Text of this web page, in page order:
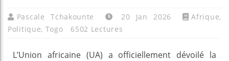
Pascale Tchakounte 20 Jan 2026 Afrique,
Politique, Togo 6502 Lectures
L’Union africaine (UA) a officiellement dévoilé la